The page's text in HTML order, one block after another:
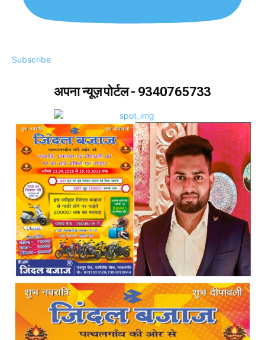
Subscribe
अपना न्यूज़ पोर्टल - 9340765733